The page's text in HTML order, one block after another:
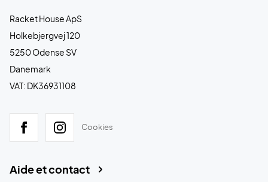
Racket House ApS
Holkebjergvej 120
5250 Odense SV
Danemark
VAT: DK36931108
Cookies
Aide et contact